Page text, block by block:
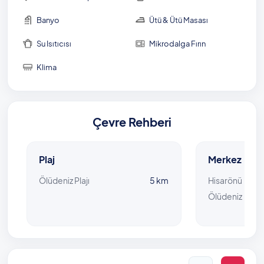
Banyo Ütü & Ütü Masası
Su Isıtıcısı Mikrodalga Fırın
Klima
Çevre Rehberi
Plaj
Ölüdeniz Plajı 5 km
Merkez
Hisarönü
Ölüdeniz